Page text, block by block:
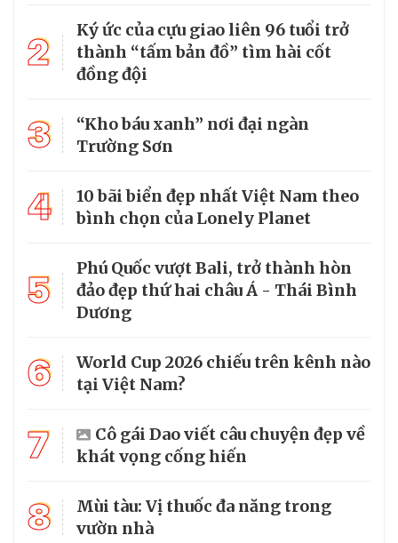
2
Ký ức của cựu giao liên 96 tuổi trở
thành “tấm bản đồ” tìm hài cốt
đồng đội
3
“Kho báu xanh” nơi đại ngàn
Trường Sơn
4
10 bãi biển đẹp nhất Việt Nam theo
bình chọn của Lonely Planet
5
Phú Quốc vượt Bali, trở thành hòn
đảo đẹp thứ hai châu Á - Thái Bình
Dương
6
World Cup 2026 chiếu trên kênh nào
tại Việt Nam?
7
Cô gái Dao viết câu chuyện đẹp về
khát vọng cống hiến
8
Mùi tàu: Vị thuốc đa năng trong
vườn nhà